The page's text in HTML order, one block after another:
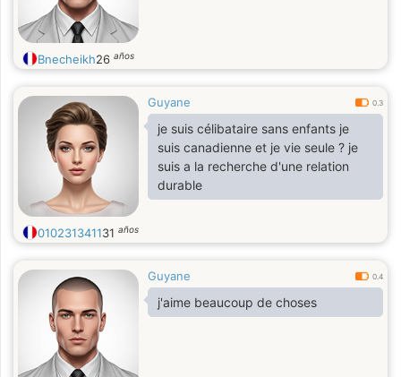
Bnecheikh26 años
Guyane 0.3
je suis célibataire sans enfants je
suis canadienne et je vie seule ? je
suis a la recherche d'une relation
durable
010231341131 años
Guyane 0.4
j'aime beaucoup de choses